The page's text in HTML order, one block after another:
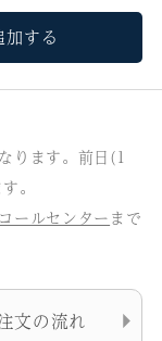
加する
ります。前日(1
。
コールセンターまで
文の流れ